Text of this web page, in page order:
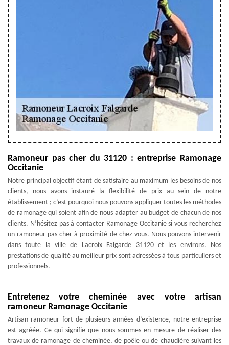
Ramoneur pas cher du 31120 : entreprise Ramonage
Occitanie
Notre principal objectif étant de satisfaire au maximum les besoins de nos
clients, nous avons instauré la flexibilité de prix au sein de notre
établissement ; c’est pourquoi nous pouvons appliquer toutes les méthodes
de ramonage qui soient afin de nous adapter au budget de chacun de nos
clients. N’hésitez pas à contacter Ramonage Occitanie si vous recherchez
un ramoneur pas cher à proximité de chez vous. Nous pouvons intervenir
dans toute la ville de Lacroix Falgarde 31120 et les environs. Nos
prestations de qualité au meilleur prix sont adressées à tous particuliers et
professionnels.
Entretenez votre cheminée avec votre artisan
ramoneur Ramonage Occitanie
Artisan ramoneur fort de plusieurs années d’existence, notre entreprise
est agréée. Ce qui signifie que nous sommes en mesure de réaliser des
travaux de ramonage de cheminée, de poêle ou de chaudière suivant les